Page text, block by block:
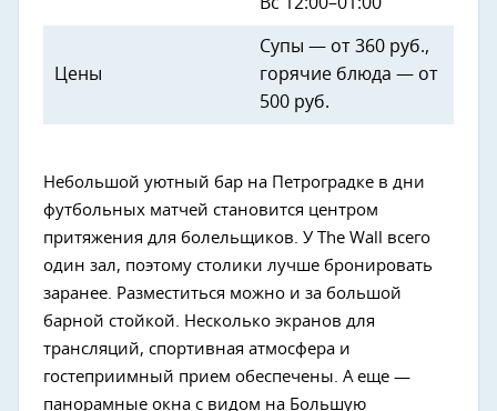
Цены
Супы — от 360 руб.,
горячие блюда — от
500 руб.
Небольшой уютный бар на Петроградке в дни
футбольных матчей становится центром
притяжения для болельщиков. У The Wall всего
один зал, поэтому столики лучше бронировать
заранее. Разместиться можно и за большой
барной стойкой. Несколько экранов для
трансляций, спортивная атмосфера и
гостеприимный прием обеспечены. А еще —
панорамные окна с видом на Большую